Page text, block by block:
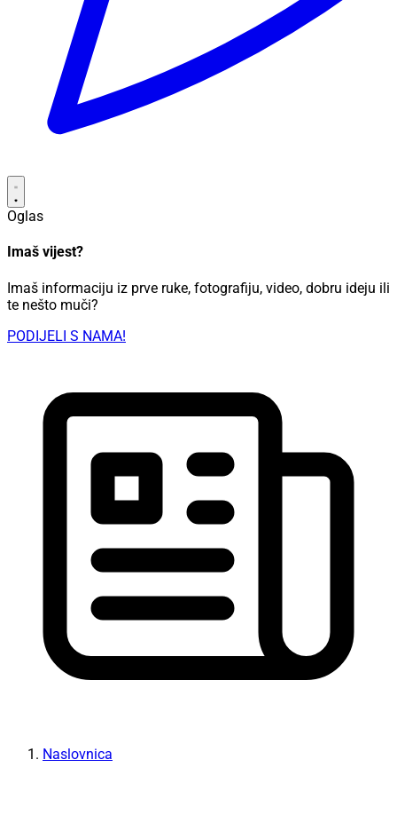
Oglas
Imaš vijest?
Imaš informaciju iz prve ruke, fotografiju, video, dobru ideju ili
te nešto muči?
PODIJELI S NAMA!
Naslovnica